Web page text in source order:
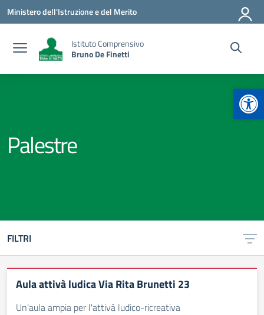
Vai ai contenuti
Vai al menu di navigazione
Vai al footer
Ministero dell'Istruzione e del Merito
Istituto Comprensivo
Bruno De Finetti
Palestre
FILTRI
Aula attivà ludica Via Rita Brunetti 23
Un'aula ampia per l'attivà ludico-ricreativa